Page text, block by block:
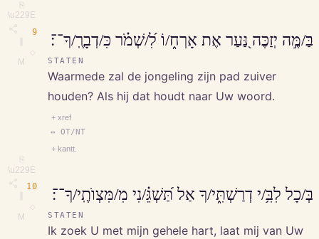
⎘
\u229E
M
9
⎘
\u229E
M
בַּ/מֶּ֣ה יְזַכֶּה נַּ֭עַר אֶת אָרְח֑/וֹ לִ֝/שְׁמֹ֗ר כִּ/דְבָרֶֽ/ךָ־־׃
STATEN
Waarmede zal de jongeling zijn pad zuiver
houden? Als hij dat houdt naar Uw woord.
+ xref
↔ OT/NT
+ kantt.
10 בְּ/כָל לִבִּ֥/י דְרַשְׁתִּ֑י/ךָ אַל תַּ֝שְׁגֵּ֗/נִי מִ/מִּצְוֺתֶֽי/ךָ־־׃
STATEN
Ik zoek U met mijn gehele hart, laat mij van Uw